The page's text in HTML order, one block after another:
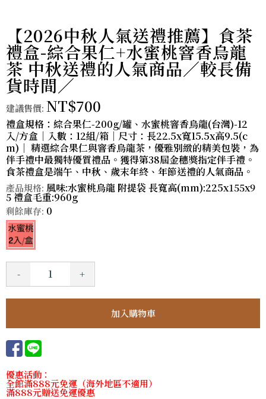
【2026中秋人氣送禮推薦】食茶
禮盒-綜合果仁+水蜜桃窨香烏龍
茶 中秋送禮的人氣商品／較長備
貨時間／
建議售價: NT$700
禮盒規格：綜合果仁-200g/罐、水蜜桃窨香烏龍(台灣)-12
入/方盒｜入數：12組/箱｜尺寸：長22.5x寬15.5x高9.5(c
m)｜ 精選綜合果仁與窨香烏龍茶，優雅別緻的精美包裝，為
伴手禮中最獨特優質禮品。獲得第38屆金穗獎指定伴手禮。
食茶禮盒是端午、中秋、歲末年終、年節送禮的人氣商品。
產品規格: 風味:水蜜桃烏龍 附提袋 長寬高(mm):225x155x9
5 禮盒毛重:960g
剩餘庫存: 0
- +
優惠活動：
全館滿888元免運（海外地區不適用）
滿888元贈送免運優惠